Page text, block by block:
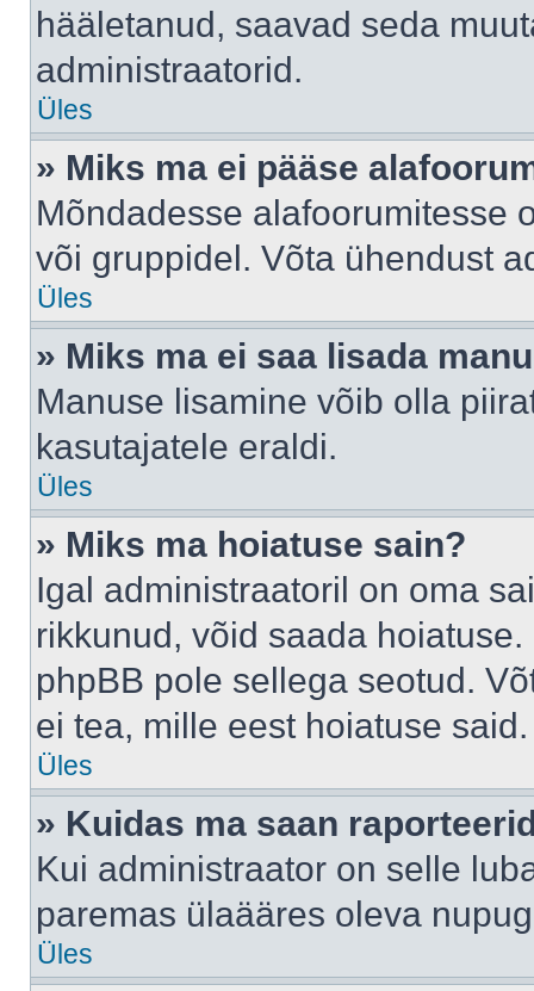
hääletanud, saavad seda
administraatorid.
Üles
» Miks ma ei pääse
Mõndadesse alafoorumitesse
või gruppidel. Võta ühendust
Üles
» Miks ma ei saa lisada
Manuse lisamine võib olla
kasutajatele eraldi.
Üles
» Miks ma hoiatuse sain?
Igal administraatoril on oma
rikkunud, võid saada
phpBB pole sellega seotud.
ei tea, mille eest hoiatuse said.
Üles
» Kuidas ma saan
Kui administraator on selle
paremas ülaääres oleva
Üles